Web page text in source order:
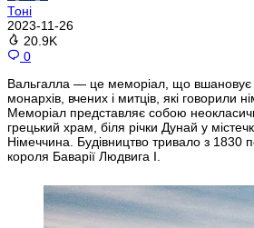
Тоні
2023-11-26
20.9K
0
Вальгалла — це меморіал, що вшановує
монархів, вчених і митців, які говорили
Меморіал представляє собою
грецький храм, біля річки Дунай у
Німеччина. Будівництво тривало з 1830
короля Баварії Людвига I.